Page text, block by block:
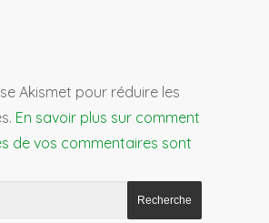
Akismet pour réduire les
En savoir plus sur comment
de vos commentaires sont